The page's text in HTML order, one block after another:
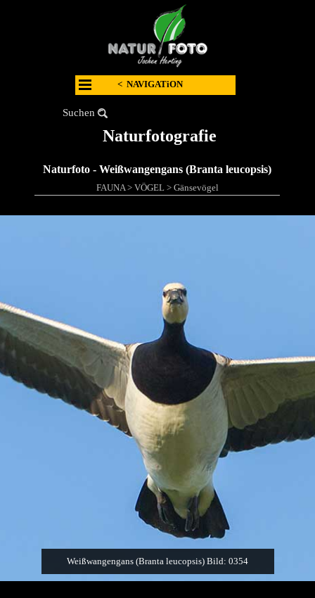
Suchen
Naturfotografie
< NAVIGATiON
Naturfoto - Weißwangengans (Branta leucopsis)
FAUNA> VÖGEL> Gänsevögel
Weißwangengans (Branta leucopsis) Bild: 0354